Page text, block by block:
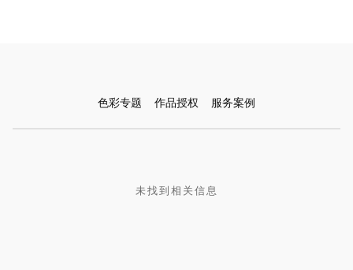
色彩专题 作品授权 服务案例
未找到相关信息